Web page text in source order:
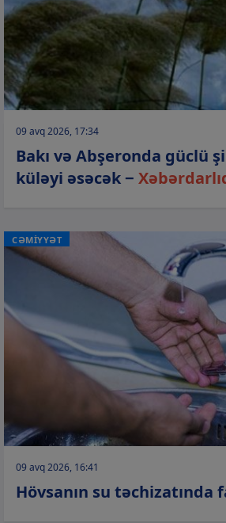
09 avq 2026, 17:34
Bakı və Abşeronda güclü
küləyi əsəcək −
CƏMİYYƏT
09 avq 2026, 16:41
Hövsanın su təchizatında